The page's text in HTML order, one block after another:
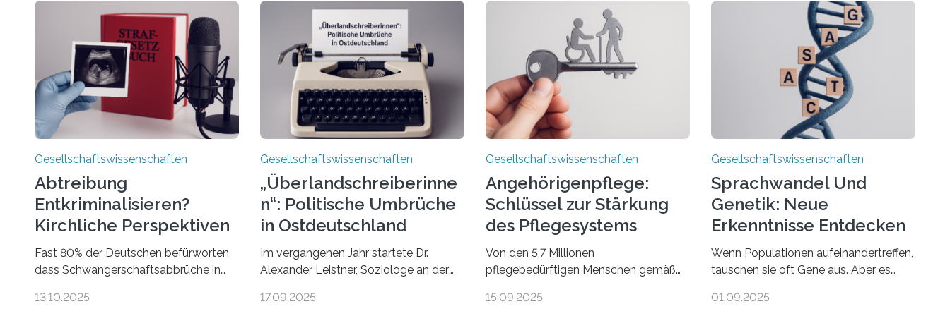
Gesellschaftswissenschaften
Abtreibung
Entkriminalisieren?
Kirchliche Perspektiven
Im Podcast
Fast 80% der Deutschen befürworten,
dass Schwangerschaftsabbrüche in
Einschränkungen erlaubt sind – und
13.10.2025
Gesellschaftswissenschaften
„Überlandschreiberinne
n“: Politische Umbrüche
in Ostdeutschland
Im vergangenen Jahr startete Dr.
Alexander Leistner, Soziologe an der
Projekt „Überlandschreiberinnen –
17.09.2025
Gesellschaftswissenschaften
Angehörigenpflege:
Schlüssel zur Stärkung
des Pflegesystems
Von den 5,7 Millionen
pflegebedürftigen Menschen gemäß
Deutschland werden 86 Prozent in
15.09.2025
Gesellschaftswissenschaften
Sprachwandel Und
Genetik: Neue
Erkenntnisse Entdecken
Wenn Populationen aufeinandertreffen,
tauschen sie oft Gene aus. Aber es
und solche Begegnungen können
01.09.2025